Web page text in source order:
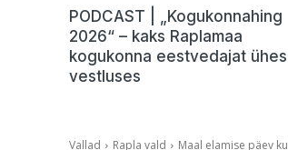
PODCAST | „Kogukonnahing
2026“ – kaks Raplamaa
kogukonna eestvedajat ühes
vestluses